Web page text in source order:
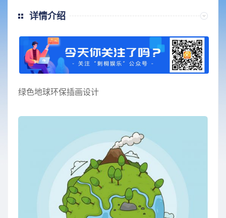
详情介绍
绿色地球环保插画设计